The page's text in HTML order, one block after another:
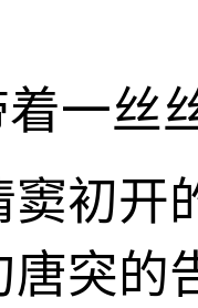
着一丝
窦初开
唐突的